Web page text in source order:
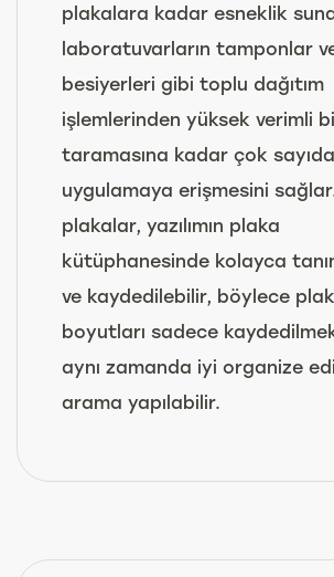
plakalara kadar esneklik
laboratuvarların tamponlar
besiyerleri gibi toplu dağıtım
işlemlerinden yüksek verimli
taramasına kadar çok sayıda
uygulamaya erişmesini
plakalar, yazılımın plaka
kütüphanesinde kolayca
ve kaydedilebilir, böylece
boyutları sadece
aynı zamanda iyi organize
arama yapılabilir.